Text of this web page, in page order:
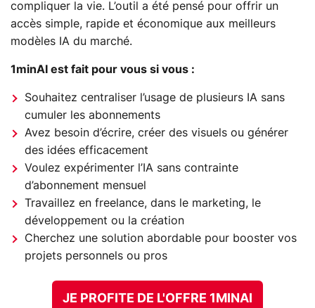
compliquer la vie. L’outil a été pensé pour offrir un
accès simple, rapide et économique aux meilleurs
modèles IA du marché.
1minAI est fait pour vous si vous :
Souhaitez centraliser l’usage de plusieurs IA sans
cumuler les abonnements
Avez besoin d’écrire, créer des visuels ou générer
des idées efficacement
Voulez expérimenter l’IA sans contrainte
d’abonnement mensuel
Travaillez en freelance, dans le marketing, le
développement ou la création
Cherchez une solution abordable pour booster vos
projets personnels ou pros
JE PROFITE DE L'OFFRE 1MINAI